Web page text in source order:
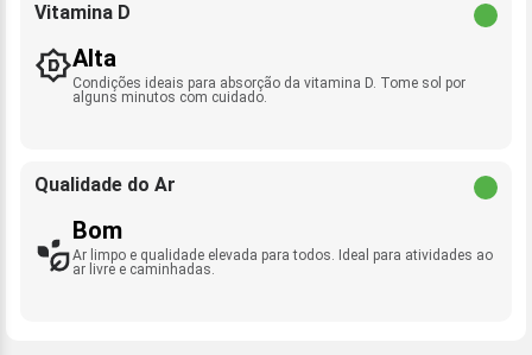
Vitamina D
Alta
Condições ideais para absorção da vitamina D. Tome sol por
alguns minutos com cuidado.
Qualidade do Ar
Bom
Ar limpo e qualidade elevada para todos. Ideal para atividades ao
ar livre e caminhadas.